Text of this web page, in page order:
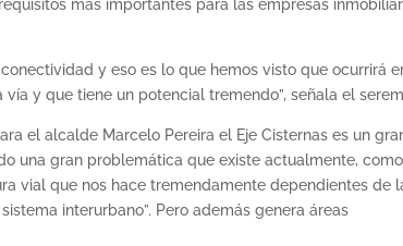
más importantes para las empresas
y eso es lo que hemos visto que ocurrirá
y que tiene un potencial tremendo”, señala el
el alcalde Marcelo Pereira el Eje Cisternas es un
una gran problemática que existe actualmente,
vial que nos hace tremendamente dependientes de
interurbano”. Pero además genera áreas